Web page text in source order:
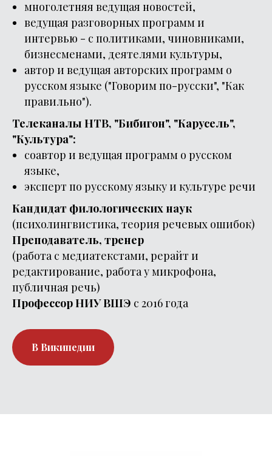
многолетняя ведущая новостей,
ведущая разговорных программ и
интервью - с политиками, чиновниками,
бизнесменами, деятелями культуры,
автор и ведущая авторских программ о
русском языке ("Говорим по-русски", "Как
правильно").
Телеканалы НТВ, "Бибигон", "Карусель",
"Культура":
соавтор и ведущая программ о русском
языке,
эксперт по русскому языку и культуре речи
Кандидат филологических наук
(психолингвистика, теория речевых ошибок)
Преподаватель, тренер
(работа с медиатекстами, рерайт и
редактирование, работа у микрофона,
публичная речь)
Профессор НИУ ВШЭ с 2016 года
В Википедии